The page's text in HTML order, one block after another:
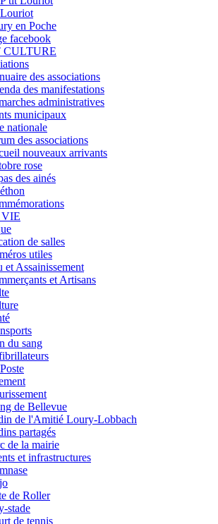
en Poche
facebook
CULTURE
des associations
des manifestations
administratives
municipaux
nationale
des associations
nouveaux arrivants
rose
des ainés
de salles
utiles
et Assainissement
et Artisans
du sang
de Bellevue
de l'Amitié Loury-Lobbach
partagés
de la mairie
et infrastructures
de Roller
stade
de tennis